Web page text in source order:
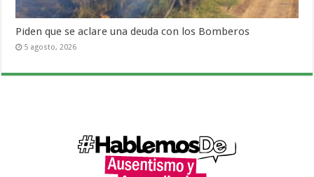
Piden que se aclare una deuda con los Bomberos
5 agosto, 2026